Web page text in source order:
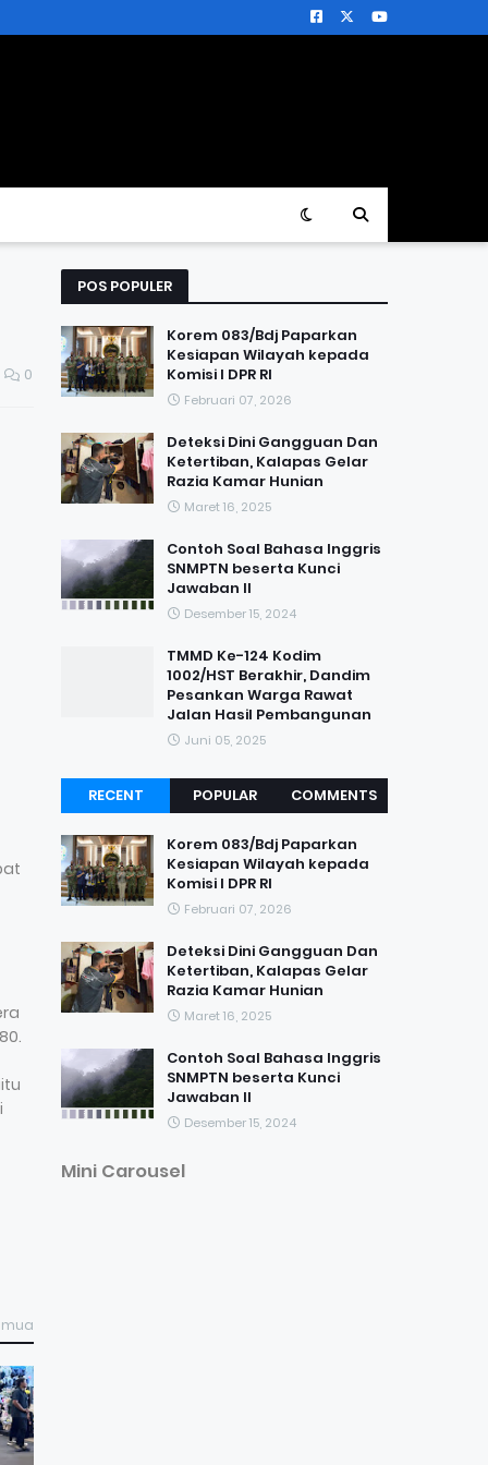
0
POS POPULER
Korem 083/Bdj Paparkan
Kesiapan Wilayah kepada
Komisi I DPR RI
Februari 07, 2026
Deteksi Dini Gangguan Dan
Ketertiban, Kalapas Gelar
Razia Kamar Hunian
Maret 16, 2025
Contoh Soal Bahasa Inggris
SNMPTN beserta Kunci
Jawaban II
Desember 15, 2024
TMMD Ke-124 Kodim
1002/HST Berakhir, Dandim
Pesankan Warga Rawat
Jalan Hasil Pembangunan
Juni 05, 2025
RECENT POPULAR COMMENTS
Korem 083/Bdj Paparkan
Kesiapan Wilayah kepada
Komisi I DPR RI
Februari 07, 2026
Deteksi Dini Gangguan Dan
Ketertiban, Kalapas Gelar
Razia Kamar Hunian
Maret 16, 2025
Contoh Soal Bahasa Inggris
SNMPTN beserta Kunci
Jawaban II
Desember 15, 2024
Mini Carousel